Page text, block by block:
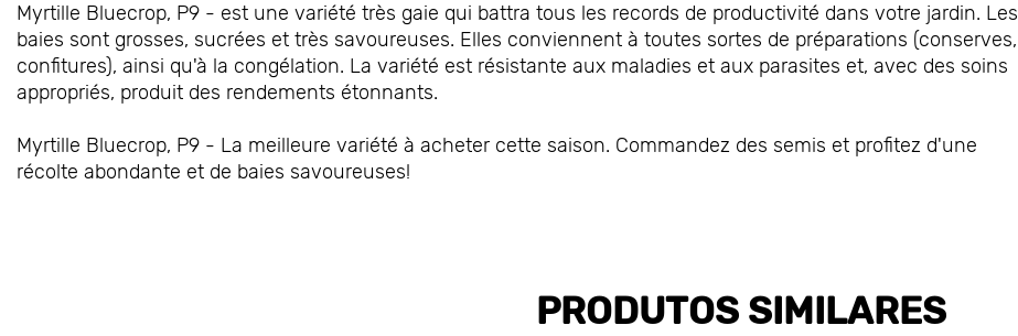
Myrtille Bluecrop, P9 - est une variété très gaie qui battra tous les records de productivité dans votre jardin. Les
baies sont grosses, sucrées et très savoureuses. Elles conviennent à toutes sortes de préparations (conserves,
confitures), ainsi qu'à la congélation. La variété est résistante aux maladies et aux parasites et, avec des soins
appropriés, produit des rendements étonnants.
Myrtille Bluecrop, P9 - La meilleure variété à acheter cette saison. Commandez des semis et profitez d'une
récolte abondante et de baies savoureuses!
PRODUTOS SIMILARES